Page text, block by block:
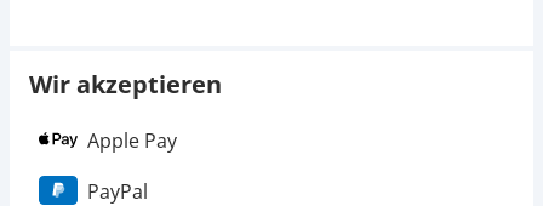
Wir akzeptieren
Apple Pay
PayPal